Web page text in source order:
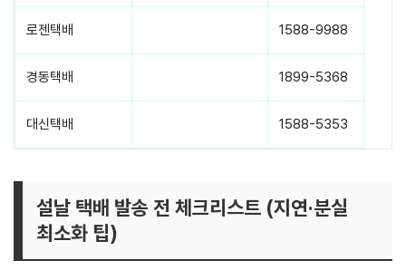
로젠택배 1588-9988
경동택배 1899-5368
대신택배 1588-5353
설날 택배 발송 전 체크리스트 (지연·분실
최소화 팁)